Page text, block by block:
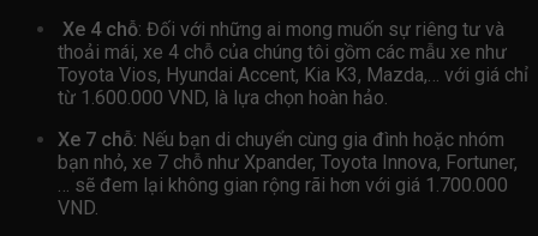
Xe 4 chỗ: Đối với những ai mong muốn sự riêng tư và
thoải mái, xe 4 chỗ của chúng tôi gồm các mẫu xe như
Toyota Vios, Hyundai Accent, Kia K3, Mazda,… với giá chỉ
từ 1.600.000 VND, là lựa chọn hoàn hảo.
Xe 7 chỗ: Nếu bạn di chuyển cùng gia đình hoặc nhóm
bạn nhỏ, xe 7 chỗ như Xpander, Toyota Innova, Fortuner,
… sẽ đem lại không gian rộng rãi hơn với giá 1.700.000
VND.